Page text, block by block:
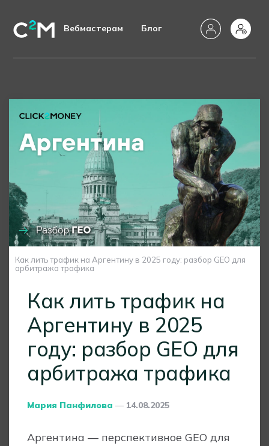
Вебмастерам Блог
Как лить трафик на Аргентину в 2025 году: разбор GEO для
арбитража трафика
Как лить трафик на
Аргентину в 2025
году: разбор GEO для
арбитража трафика
Posted
Мария Панфилова 14.08.2025
Аргентина ― перспективное GEO для